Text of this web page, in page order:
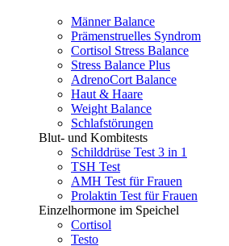
Männer Balance
Prämenstruelles Syndrom
Cortisol Stress Balance
Stress Balance Plus
AdrenoCort Balance
Haut & Haare
Weight Balance
Schlafstörungen
Blut- und Kombitests
Schilddrüse Test 3 in 1
TSH Test
AMH Test für Frauen
Prolaktin Test für Frauen
Einzelhormone im Speichel
Cortisol
Testo